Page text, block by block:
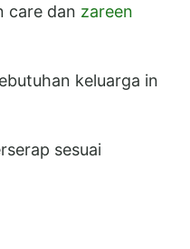
care dan zareen
keluarga in
sesuai